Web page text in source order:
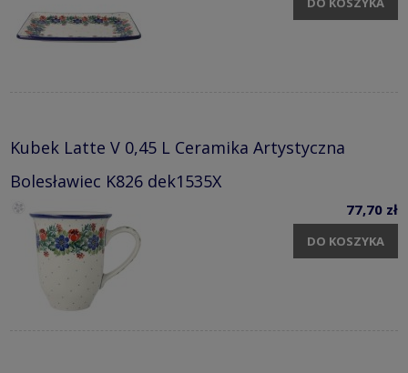
Kubek Latte V 0,45 L Ceramika Artystyczna
Bolesławiec K826 dek1535X
77,70 zł
DO KOSZYKA